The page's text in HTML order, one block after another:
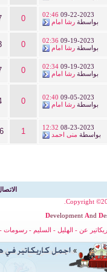
09-22-2023
02:46
بواسطةرشا امام 0
09-19-2023
02:36
بواسطةرشا امام 0
09-19-2023
02:34
بواسطةرشا امام 0
09-05-2023
02:40
بواسطةرشا امام 0
08-23-2023
12:32
بواسطة منى احمد 1
Copyright
Development And D
عن - الهليل - السليم -رسومات -